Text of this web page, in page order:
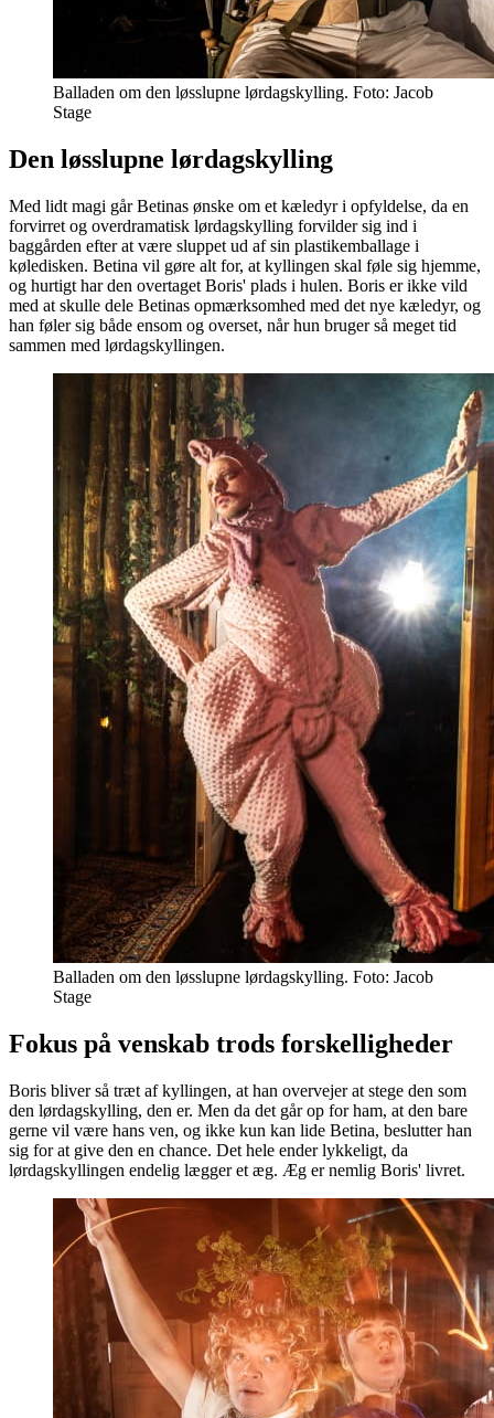
Balladen om den løsslupne lørdagskylling. Foto: Jacob
Stage
Den løsslupne lørdagskylling
Med lidt magi går Betinas ønske om et kæledyr i opfyldelse, da en
forvirret og overdramatisk lørdagskylling forvilder sig ind i
baggården efter at være sluppet ud af sin plastikemballage i
køledisken. Betina vil gøre alt for, at kyllingen skal føle sig hjemme,
og hurtigt har den overtaget Boris' plads i hulen. Boris er ikke vild
med at skulle dele Betinas opmærksomhed med det nye kæledyr, og
han føler sig både ensom og overset, når hun bruger så meget tid
sammen med lørdagskyllingen.
Balladen om den løsslupne lørdagskylling. Foto: Jacob
Stage
Fokus på venskab trods forskelligheder
Boris bliver så træt af kyllingen, at han overvejer at stege den som
den lørdagskylling, den er. Men da det går op for ham, at den bare
gerne vil være hans ven, og ikke kun kan lide Betina, beslutter han
sig for at give den en chance. Det hele ender lykkeligt, da
lørdagskyllingen endelig lægger et æg. Æg er nemlig Boris' livret.